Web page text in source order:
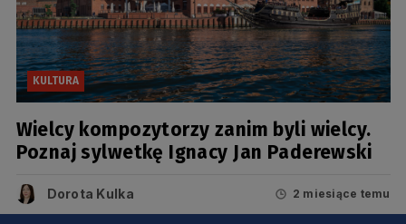
KULTURA
Wielcy kompozytorzy zanim byli wielcy.
Poznaj sylwetkę Ignacy Jan Paderewski
Dorota Kulka 2 miesiące temu